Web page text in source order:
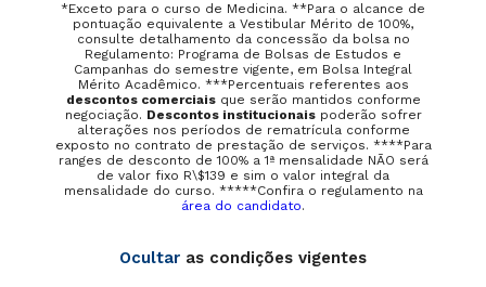
*Exceto para o curso de Medicina. **Para o alcance de
pontuação equivalente a Vestibular Mérito de 100%,
consulte detalhamento da concessão da bolsa no
Regulamento: Programa de Bolsas de Estudos e
Campanhas do semestre vigente, em Bolsa Integral
Mérito Acadêmico. ***Percentuais referentes aos
descontos comerciaisque serão mantidos conforme
negociação. Descontos institucionaispoderão sofrer
alterações nos períodos de rematrícula conforme
exposto no contrato de prestação de serviços. ****Para
ranges de desconto de 100% a 1ª mensalidade NÃO será
de valor fixo R\$139 e sim o valor integral da
mensalidade do curso. *****Confira o regulamento na
área do candidato.
Ocultar as condições vigentes